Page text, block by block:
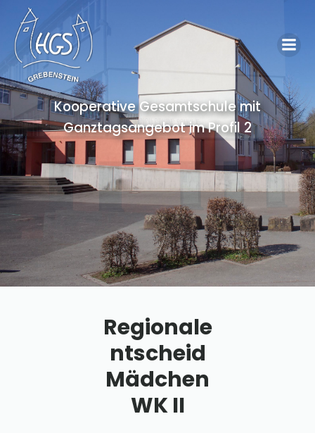
Kooperative Gesamtschule mit
Ganztagsangebot im Profil 2
Regionale
ntscheid
Mädchen
WK II